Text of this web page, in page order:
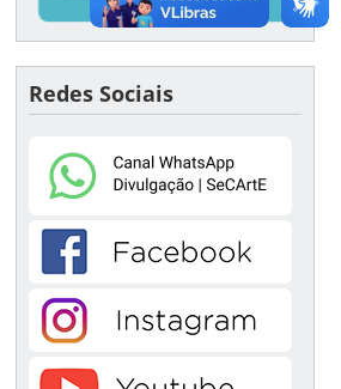
Redes Sociais